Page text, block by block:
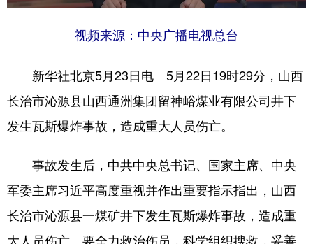
视频来源：中央广播电视总台
新华社北京5月23日电 5月22日19时29分，山西
长治市沁源县山西通洲集团留神峪煤业有限公司井下
发生瓦斯爆炸事故，造成重大人员伤亡。
事故发生后，中共中央总书记、国家主席、中央
军委主席习近平高度重视并作出重要指示指出，山西
长治市沁源县一煤矿井下发生瓦斯爆炸事故，造成重
大人员伤亡。要全力救治伤员，科学组织搜救，妥善